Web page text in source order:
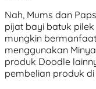
Nah, Mums dan
pijat bayi batuk
mungkin
menggunakan
produk Doodle
pembelian produk di